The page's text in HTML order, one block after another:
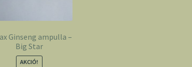
Ginseng ampulla –
Big Star
AKCIÓ!